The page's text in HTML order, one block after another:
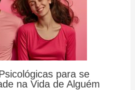
para se
na Vida de Alguém